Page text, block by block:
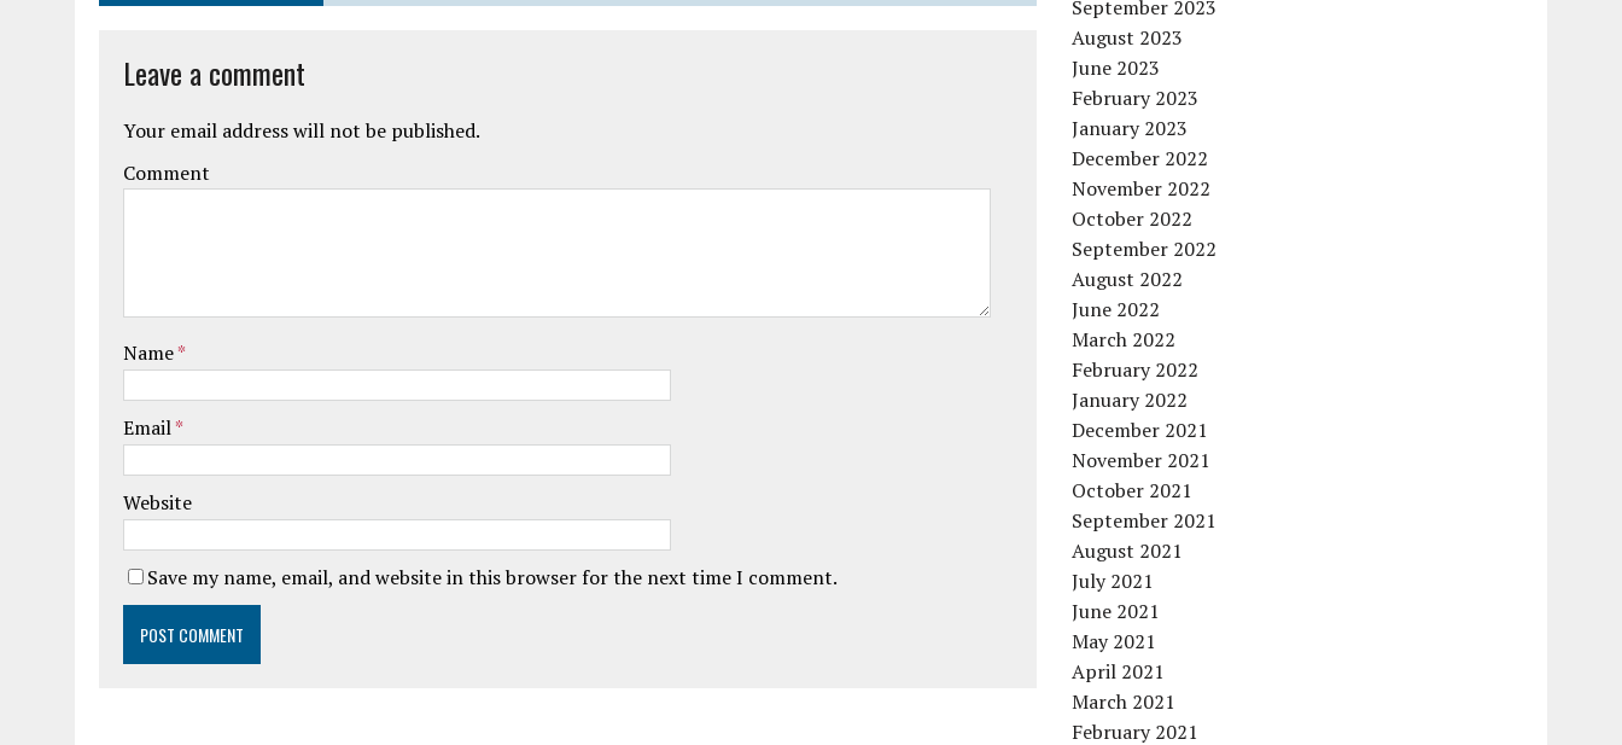
Leave a comment
Your email address will not be published.
Comment
Name*
Email*
Website
Save my name, email, and website in this browser for the next time I comment.
September 2023
August 2023
June 2023
February 2023
January 2023
December 2022
November 2022
October 2022
September 2022
August 2022
June 2022
March 2022
February 2022
January 2022
December 2021
November 2021
October 2021
September 2021
August 2021
July 2021
June 2021
May 2021
April 2021
March 2021
February 2021